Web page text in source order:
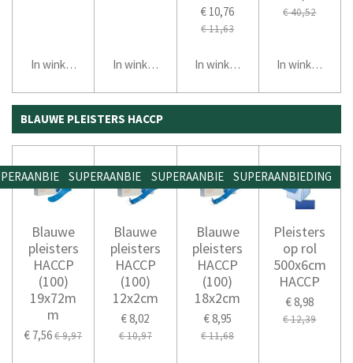
In winkelwagen In winkelwagen
€ 10,76
€ 11,63
In winkelwagen
€ 40,52
In winkelwagen
BLAUWE PLEISTERS HACCP
Blauwe
pleisters
HACCP
(100)
19x72m
m
€ 7,56€ 9,97
SUPERAANBIEDING
Blauwe
pleisters
HACCP
(100)
12x2cm
€ 8,02
€ 10,97
SUPERAANBIEDING
Blauwe
pleisters
HACCP
(100)
18x2cm
€ 8,95
€ 11,68
SUPERAANBIEDING
Pleisters
op rol
500x6cm
HACCP
€ 8,98
€ 12,39